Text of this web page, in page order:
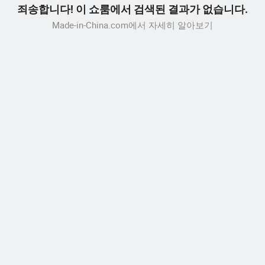
죄송합니다! 이 쇼룸에서 검색된 결과가 없습니다.
Made-in-China.com에서 자세히 알아보기